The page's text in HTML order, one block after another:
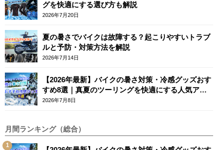
グを快適にする選び方も解説
2026年7月20日
夏の暑さでバイクは故障する？起こりやすいトラブ
ルと予防・対策方法を解説
2026年7月14日
【2026年最新】バイクの暑さ対策・冷感グッズおす
すめ8選｜真夏のツーリングを快適にする人気アイ
テム
2026年7月8日
月間ランキング（総合）